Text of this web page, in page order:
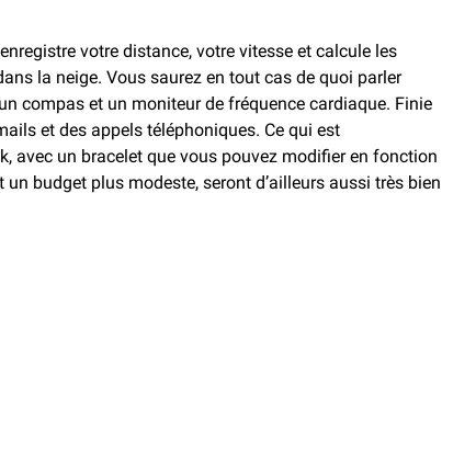
votre distance, votre vitesse et calcule les
la neige. Vous saurez en tout cas de quoi parler
compas et un moniteur de fréquence cardiaque. Finie
et des appels téléphoniques. Ce qui est
avec un bracelet que vous pouvez modifier en fonction
budget plus modeste, seront d’ailleurs aussi très bien